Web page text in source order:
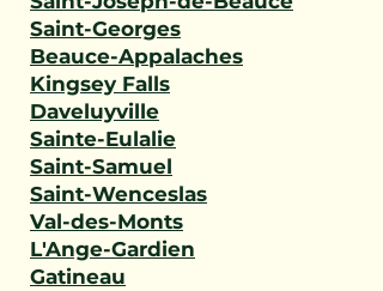
Saint-Georges
Beauce-Appalaches
Kingsey Falls
Daveluyville
Sainte-Eulalie
Saint-Samuel
Saint-Wenceslas
Val-des-Monts
L'Ange-Gardien
Gatineau